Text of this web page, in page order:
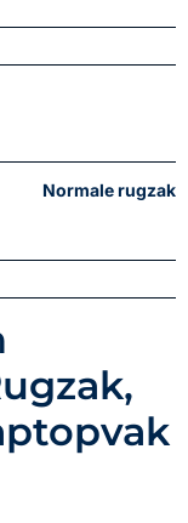
Normale rugzak